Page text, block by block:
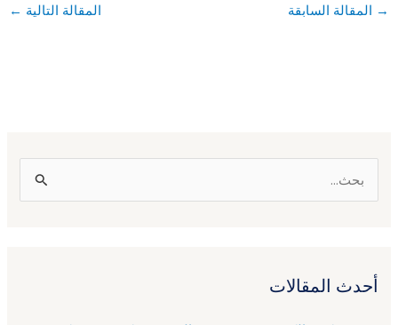
→ المقالة السابقة المقالة التالية ←
ث
أحدث المقالات